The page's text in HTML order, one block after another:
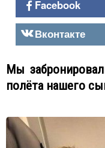
Facebook
Вконтакте
Мы
полёта нашего